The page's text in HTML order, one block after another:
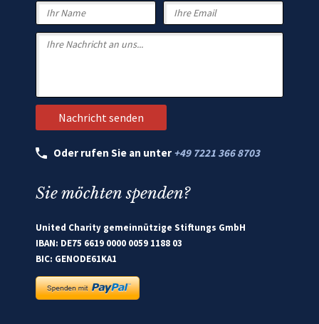
Oder rufen Sie an unter +49 7221 366 8703
Sie möchten spenden?
United Charity gemeinnützige Stiftungs GmbH
IBAN: DE75 6619 0000 0059 1188 03
BIC: GENODE61KA1